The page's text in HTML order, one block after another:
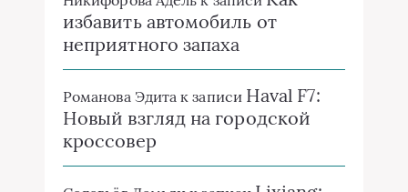
избавить автомобиль от
неприятного запаха
Романова Эдита к записи Haval F7:
Новый взгляд на городской
кроссовер